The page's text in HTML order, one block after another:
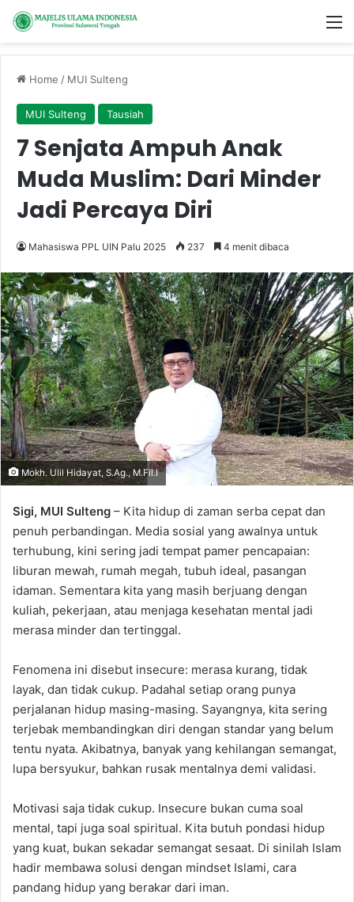
Home / MUI Sulteng
MUI Sulteng Tausiah
7 Senjata Ampuh Anak
Muda Muslim: Dari Minder
Jadi Percaya Diri
Mahasiswa PPL UIN Palu 2025 237 4 menit dibaca
Mokh. Ulil Hidayat, S.Ag., M.Fil.I
Sigi, MUI Sulteng – Kita hidup di zaman serba cepat dan
penuh perbandingan. Media sosial yang awalnya untuk
terhubung, kini sering jadi tempat pamer pencapaian:
liburan mewah, rumah megah, tubuh ideal, pasangan
idaman. Sementara kita yang masih berjuang dengan
kuliah, pekerjaan, atau menjaga kesehatan mental jadi
merasa minder dan tertinggal.
Fenomena ini disebut insecure: merasa kurang, tidak
layak, dan tidak cukup. Padahal setiap orang punya
perjalanan hidup masing-masing. Sayangnya, kita sering
terjebak membandingkan diri dengan standar yang belum
tentu nyata. Akibatnya, banyak yang kehilangan semangat,
lupa bersyukur, bahkan rusak mentalnya demi validasi.
Motivasi saja tidak cukup. Insecure bukan cuma soal
mental, tapi juga soal spiritual. Kita butuh pondasi hidup
yang kuat, bukan sekadar semangat sesaat. Di sinilah Islam
hadir membawa solusi dengan mindset Islami, cara
pandang hidup yang berakar dari iman.